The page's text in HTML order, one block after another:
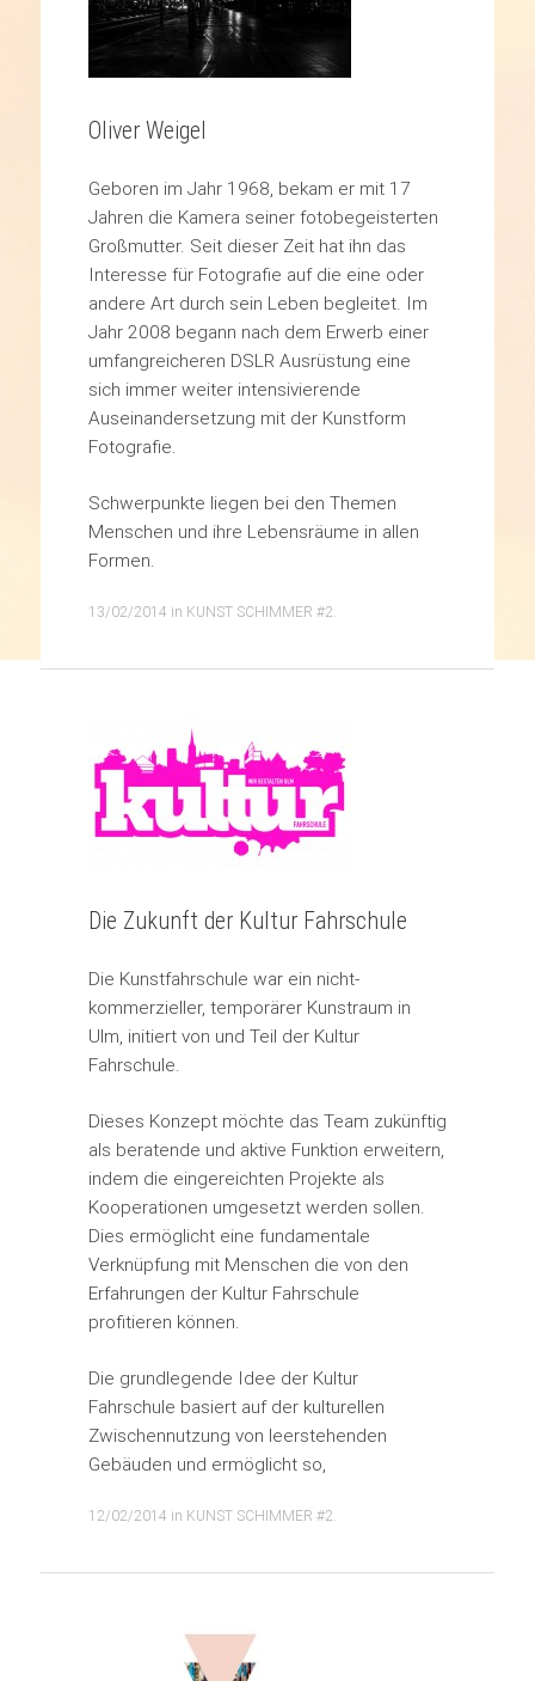
Oliver Weigel
Geboren im Jahr 1968, bekam er mit 17
Jahren die Kamera seiner fotobegeisterten
Großmutter. Seit dieser Zeit hat ihn das
Interesse für Fotografie auf die eine oder
andere Art durch sein Leben begleitet. Im
Jahr 2008 begann nach dem Erwerb einer
umfangreicheren DSLR Ausrüstung eine
sich immer weiter intensivierende
Auseinandersetzung mit der Kunstform
Fotografie.
Schwerpunkte liegen bei den Themen
Menschen und ihre Lebensräume in allen
Formen.
13/02/2014 in KUNST SCHIMMER #2.
Die Zukunft der Kultur Fahrschule
Die Kunstfahrschule war ein nicht-
kommerzieller, temporärer Kunstraum in
Ulm, initiert von und Teil der Kultur
Fahrschule.
Dieses Konzept möchte das Team zukünftig
als beratende und aktive Funktion erweitern,
indem die eingereichten Projekte als
Kooperationen umgesetzt werden sollen.
Dies ermöglicht eine fundamentale
Verknüpfung mit Menschen die von den
Erfahrungen der Kultur Fahrschule
profitieren können.
Die grundlegende Idee der Kultur
Fahrschule basiert auf der kulturellen
Zwischennutzung von leerstehenden
Gebäuden und ermöglicht so,
12/02/2014 in KUNST SCHIMMER #2.